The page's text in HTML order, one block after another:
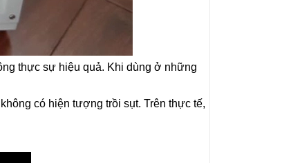
thực sự hiệu quả. Khi dùng ở những
có hiện tượng trồi sụt. Trên thực tế,